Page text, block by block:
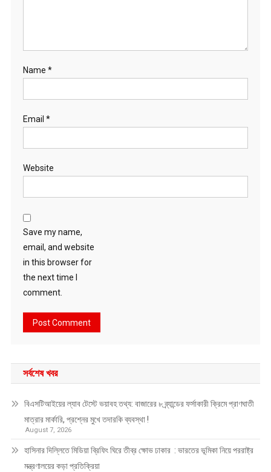
Name *
Email *
Website
Save my name,
email, and website
in this browser for
the next time I
comment.
সর্বশেষ খবর
বিএসটিআইয়ের ল্যাব টেস্টে ভয়াবহ তথ্য: বাজারের ৮ ব্র্যান্ডের ফর্সাকারী ক্রিমে প্রাণঘাতী
মাত্রার মার্কারি, প্রশ্নের মুখে তদারকি ব্যবস্থা !
August 7, 2026
হাসিনার দিল্লিতে মিডিয়া ব্রিফিং ঘিরে তীব্র ক্ষোভ ঢাকার : ভারতের ভূমিকা নিয়ে পররাষ্ট্র
মন্ত্রণালয়ের কড়া প্রতিক্রিয়া